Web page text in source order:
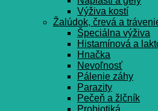
Výživa kostí
Žalúdok, črevá a
Špeciálna výživa
Histamínová a
Hnačka
Nevoľnosť
Pálenie záhy
Parazity
Pečeň a žlčník
Probiotiká